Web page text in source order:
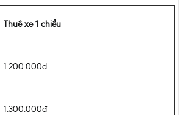
Thuê xe 1 chiều
1.200.000đ
1.300.000đ